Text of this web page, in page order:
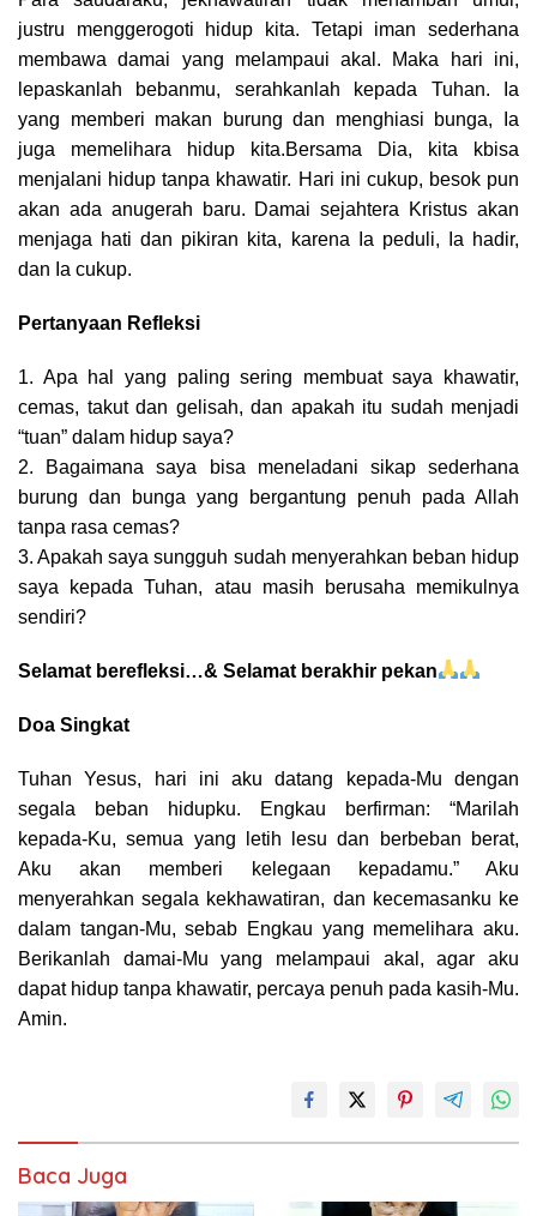
justru menggerogoti hidup kita. Tetapi iman sederhana
membawa damai yang melampaui akal. Maka hari ini,
lepaskanlah bebanmu, serahkanlah kepada Tuhan. Ia
yang memberi makan burung dan menghiasi bunga, Ia
juga memelihara hidup kita.Bersama Dia, kita kbisa
menjalani hidup tanpa khawatir. Hari ini cukup, besok pun
akan ada anugerah baru. Damai sejahtera Kristus akan
menjaga hati dan pikiran kita, karena Ia peduli, Ia hadir,
dan Ia cukup.
Pertanyaan Refleksi
1. Apa hal yang paling sering membuat saya khawatir,
cemas, takut dan gelisah, dan apakah itu sudah menjadi
“tuan” dalam hidup saya?
2. Bagaimana saya bisa meneladani sikap sederhana
burung dan bunga yang bergantung penuh pada Allah
tanpa rasa cemas?
3. Apakah saya sungguh sudah menyerahkan beban hidup
saya kepada Tuhan, atau masih berusaha memikulnya
sendiri?
Selamat berefleksi…& Selamat berakhir pekan
Doa Singkat
Tuhan Yesus, hari ini aku datang kepada-Mu dengan
segala beban hidupku. Engkau berfirman: “Marilah
kepada-Ku, semua yang letih lesu dan berbeban berat,
Aku akan memberi kelegaan kepadamu.” Aku
menyerahkan segala kekhawatiran, dan kecemasanku ke
dalam tangan-Mu, sebab Engkau yang memelihara aku.
Berikanlah damai-Mu yang melampaui akal, agar aku
dapat hidup tanpa khawatir, percaya penuh pada kasih-Mu.
Amin.
Baca Juga